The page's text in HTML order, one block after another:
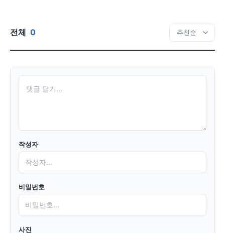
전체 0
작성자
비밀번호
사진